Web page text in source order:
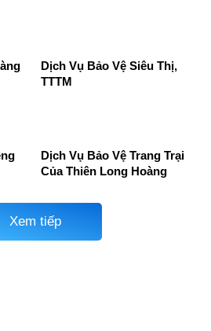
Dịch Vụ Bảo Vệ Siêu Thị,
TTTM
Dịch Vụ Bảo Vệ Trang Trại
Của Thiên Long Hoàng
Xem tiếp